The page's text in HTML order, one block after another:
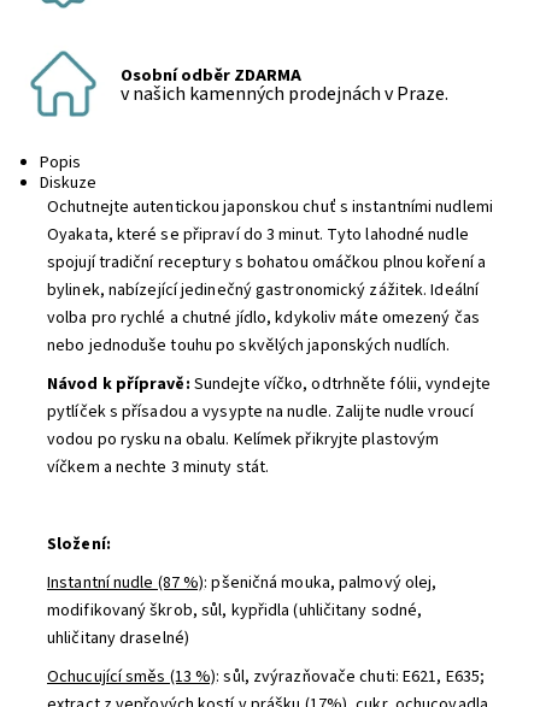
Osobní odběr ZDARMA
v našich kamenných prodejnách v Praze.
Popis
Diskuze
Ochutnejte autentickou japonskou chuť s instantními nudlemi
Oyakata, které se připraví do 3 minut. Tyto lahodné nudle
spojují tradiční receptury s bohatou omáčkou plnou koření a
bylinek, nabízející jedinečný gastronomický zážitek. Ideální
volba pro rychlé a chutné jídlo, kdykoliv máte omezený čas
nebo jednoduše touhu po skvělých japonských nudlích.
Návod k přípravě: Sundejte víčko, odtrhněte fólii, vyndejte
pytlíček s přísadou a vysypte na nudle. Zalijte nudle vroucí
vodou po rysku na obalu. Kelímek přikryjte plastovým
víčkem a nechte 3 minuty stát.
Složení:
Instantní nudle (87 %): pšeničná mouka, palmový olej,
modifikovaný škrob, sůl, kypřidla (uhličitany sodné,
uhličitany draselné)
Ochucující směs (13 %): sůl, zvýrazňovače chuti: E621, E635;